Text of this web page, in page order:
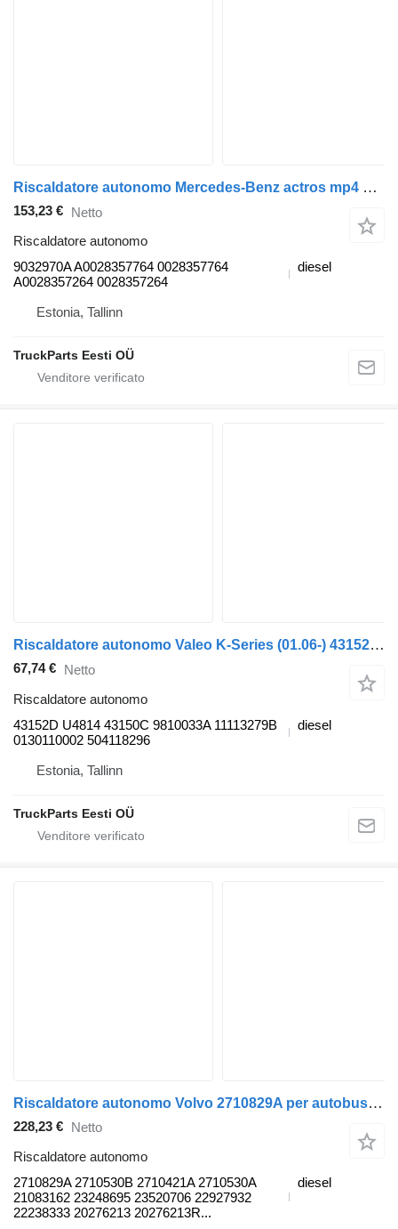
Riscaldatore autonomo Mercedes-Benz actros mp4 2551 (01.12-) 9032970A per trattore stradale Mercedes-Benz Actros MP4 Antos Arocs (2012-)
153,23 € Netto
Riscaldatore autonomo
9032970A A0028357764 0028357764
A0028357264 0028357264
diesel
Estonia, Tallinn
TruckParts Eesti OÜ
Riscaldatore autonomo Valeo K-Series (01.06-) 43152D per autobus Scania K,N,F-series bus (2006-)
67,74 € Netto
Riscaldatore autonomo
43152D U4814 43150C 9810033A 11113279B
0130110002 504118296
diesel
Estonia, Tallinn
TruckParts Eesti OÜ
Riscaldatore autonomo Volvo 2710829A per autobus Volvo B7, B8, B9, B12 bus (2005-)
228,23 € Netto
Riscaldatore autonomo
2710829A 2710530B 2710421A 2710530A
21083162 23248695 23520706 22927932
22238333 20276213 20276213R...
diesel